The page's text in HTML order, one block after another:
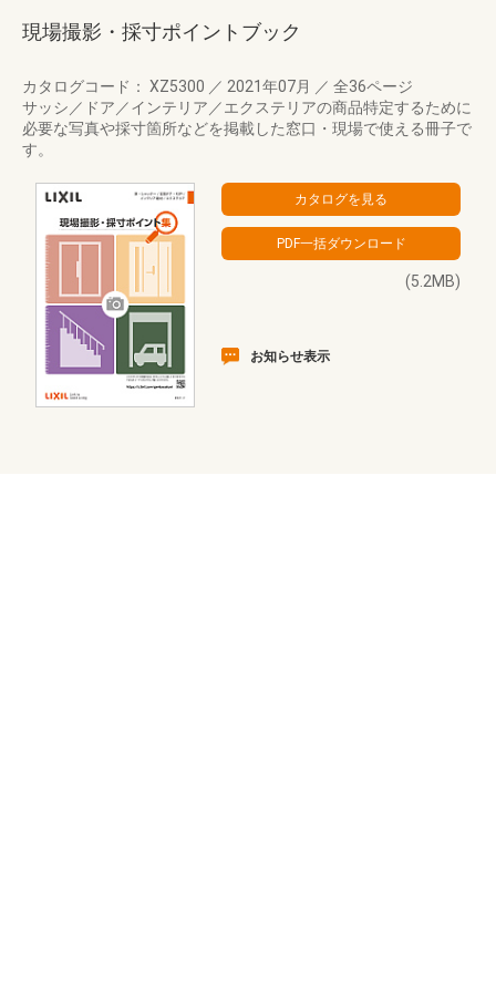
現場撮影・採寸ポイントブック
カタログコード： XZ5300 ／ 2021年07月 ／ 全36ページ
サッシ／ドア／インテリア／エクステリアの商品特定するために
必要な写真や採寸箇所などを掲載した窓口・現場で使える冊子で
す。
(5.2MB)
お知らせ表示